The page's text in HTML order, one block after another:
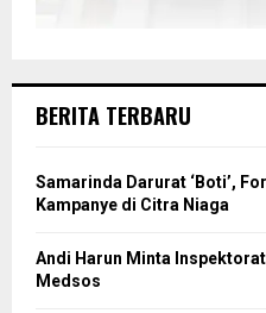
BERITA TERBARU
Samarinda Darurat ‘Boti’,
Kampanye di Citra Niaga
Andi Harun Minta
Medsos